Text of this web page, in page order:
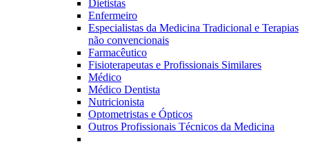
Dietistas
Enfermeiro
Especialistas da Medicina Tradicional e Terapias
não convencionais
Farmacêutico
Fisioterapeutas e Profissionais Similares
Médico
Médico Dentista
Nutricionista
Optometristas e Ópticos
Outros Profissionais Técnicos da Medicina